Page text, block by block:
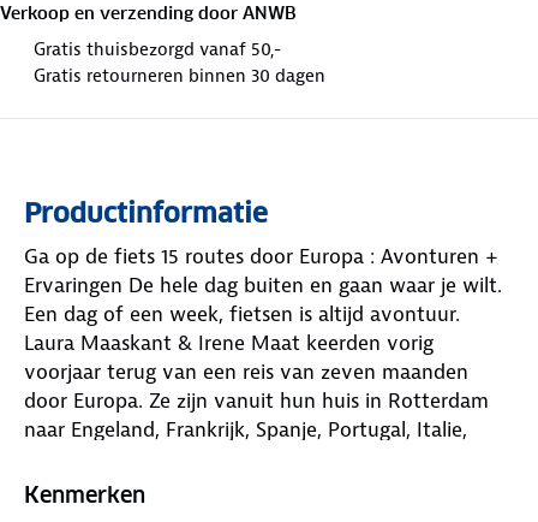
Verkoop en verzending door ANWB
Gratis thuisbezorgd vanaf 50,-
Gratis retourneren binnen 30 dagen
Productinformatie
Ga op de fiets 15 routes door Europa : Avonturen +
Ervaringen De hele dag buiten en gaan waar je wilt.
Een dag of een week, fietsen is altijd avontuur.
Laura Maaskant & Irene Maat keerden vorig
voorjaar terug van een reis van zeven maanden
door Europa. Ze zijn vanuit hun huis in Rotterdam
naar Engeland, Frankrijk, Spanje, Portugal, Italie,
van deze tocht, van in totaal 6000 km, deelden ze
Kenmerken